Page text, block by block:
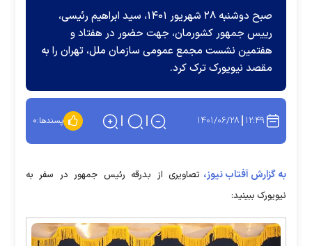
صبح دوشنبه ۲۸ شهریور ۱۴۰۱، سید ابراهیم رئیسی،
رییس جمهور کشورمان، جهت حضور در هفتاد و
هفتمین نشست مجمع عمومی سازمان ملل، تهران را به
مقصد نیویورک ترک کرد.
۱۲:۴۹ ۱۴۰۱/۰۶/۲۸ پسندها:۰
به گزارش آفتاب نیوز، تصاویری از بدرقه رئیس جمهور در سفر به
نیویورک ببینید: